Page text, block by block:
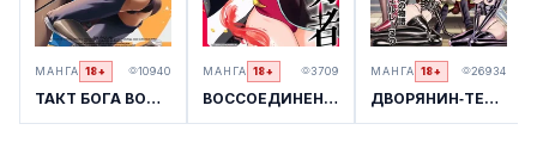
МАНГА 18+ 10940
ТАКТ БОГА ВОЙНЫ
МАНГА 18+ 3709
ВОССОЕДИНЕНИЕ ГЕРОЯ
МАНГА 18+ 26934
ДВОРЯНИН‑ТЕЛЕПАТ В МИРЕ, ГДЕ НА ОДНОГО МУЖЧИНУ — 99 ЖЕНЩИН